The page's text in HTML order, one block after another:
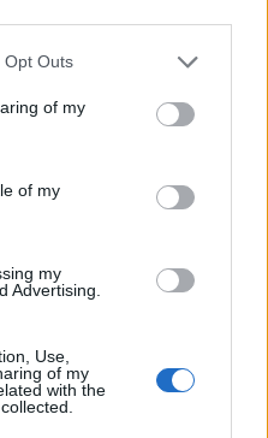
Opt Outs
of my
of my
my
Advertising.
Use,
of my
with the
Zbog zakona o
da dobiju nikakve
Kena Magida, a
da je “oštećenje”
jezivo, nekoga povredila,
da izbode roditelje na
iz kuhinje.